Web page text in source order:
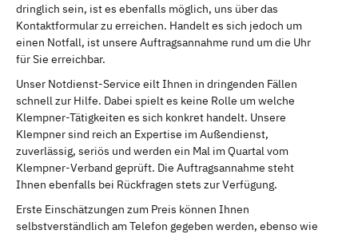
dringlich sein, ist es ebenfalls möglich, uns über das
Kontaktformular zu erreichen. Handelt es sich jedoch um
einen Notfall, ist unsere Auftragsannahme rund um die Uhr
für Sie erreichbar.
Unser Notdienst-Service eilt Ihnen in dringenden Fällen
schnell zur Hilfe. Dabei spielt es keine Rolle um welche
Klempner-Tätigkeiten es sich konkret handelt. Unsere
Klempner sind reich an Expertise im Außendienst,
zuverlässig, seriös und werden ein Mal im Quartal vom
Klempner-Verband geprüft. Die Auftragsannahme steht
Ihnen ebenfalls bei Rückfragen stets zur Verfügung.
Erste Einschätzungen zum Preis können Ihnen
selbstverständlich am Telefon gegeben werden, ebenso wie